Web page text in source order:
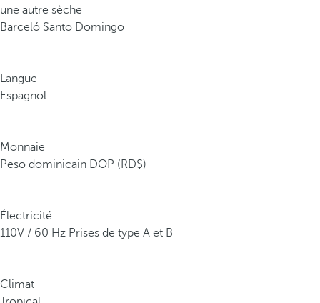
une autre sèche
Barceló Santo Domingo
Langue
Espagnol
Monnaie
Peso dominicain DOP (RD$)
Électricité
110V / 60 Hz Prises de type A et B
Climat